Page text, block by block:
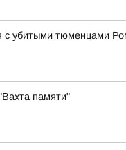
с убитыми тюменцами
памяти"